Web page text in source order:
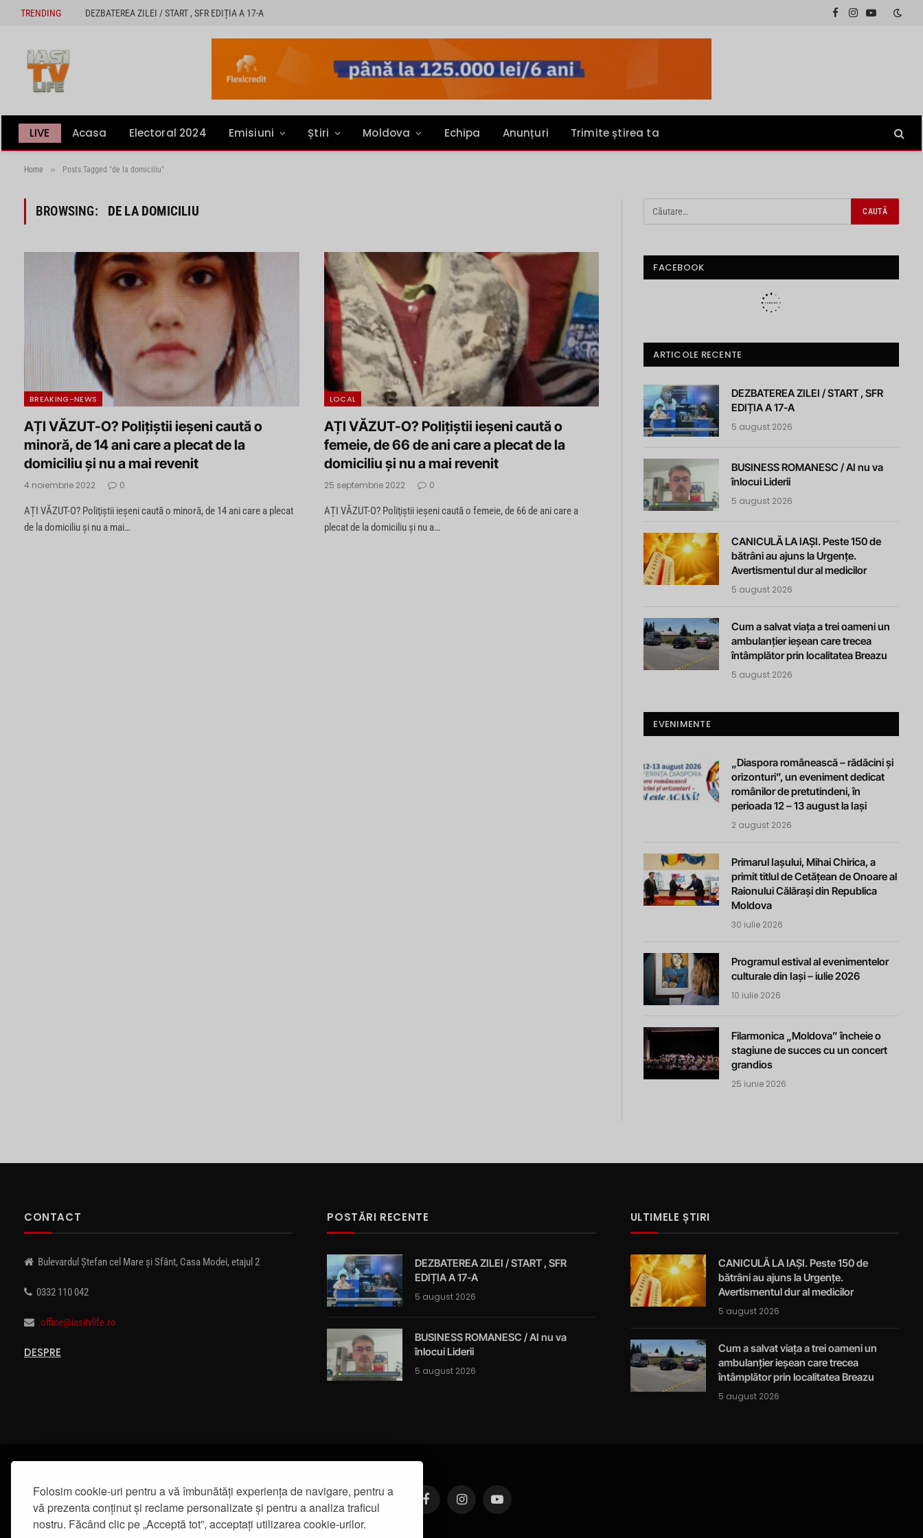
Folosim cookie-uri pentru a vă îmbunătăți experiența de navigare, pentru a
vă prezenta conținut și reclame personalizate și pentru a analiza traficul
nostru. Făcând clic pe „Acceptă tot”, acceptați utilizarea cookie-urilor.
TRENDING DEZBATEREA ZILEI / START , SFR EDIȚIA A 17-A
Facebook
InstagramYouTube
LIVE Acasa Electoral 2024 Emisiuni Știri Moldova Echipa Anunțuri Trimite știrea ta
Home » Posts Tagged "de la domiciliu"
BROWSING: DE LA DOMICILIU
BREAKING-NEWS
AȚI VĂZUT-O? Poliţiştii ieşeni caută o
minoră, de 14 ani care a plecat de la
domiciliu și nu a mai revenit
4 noiembrie 2022 0
AȚI VĂZUT-O? Poliţiştii ieşeni caută o minoră, de 14 ani care a plecat
de la domiciliu și nu a mai…
LOCAL
AȚI VĂZUT-O? Poliţiştii ieşeni caută o
femeie, de 66 de ani care a plecat de la
domiciliu și nu a mai revenit
25 septembrie 2022 0
AȚI VĂZUT-O? Poliţiştii ieşeni caută o femeie, de 66 de ani care a
plecat de la domiciliu și nu a…
FACEBOOK
ARTICOLE RECENTE
DEZBATEREA ZILEI / START , SFR
EDIȚIA A 17-A
5 august 2026
BUSINESS ROMANESC / AI nu va
înlocui Liderii
5 august 2026
CANICULĂ LA IAȘI. Peste 150 de
bătrâni au ajuns la Urgențe.
Avertismentul dur al medicilor
5 august 2026
Cum a salvat viața a trei oameni un
ambulanțier ieșean care trecea
întâmplător prin localitatea Breazu
5 august 2026
EVENIMENTE
„Diaspora românească – rădăcini și
orizonturi”, un eveniment dedicat
românilor de pretutindeni, în
perioada 12 – 13 august la Iași
2 august 2026
Primarul Iașului, Mihai Chirica, a
primit titlul de Cetățean de Onoare al
Raionului Călărași din Republica
Moldova
30 iulie 2026
Programul estival al evenimentelor
culturale din Iași – iulie 2026
10 iulie 2026
Filarmonica „Moldova” încheie o
stagiune de succes cu un concert
grandios
25 iunie 2026
CONTACT
Bulevardul Ștefan cel Mare și Sfânt, Casa Modei, etajul 2
0332 110 042
office@iasitvlife.ro
DESPRE
POSTĂRI RECENTE
DEZBATEREA ZILEI / START , SFR
EDIȚIA A 17-A
5 august 2026
BUSINESS ROMANESC / AI nu va
înlocui Liderii
5 august 2026
ULTIMELE ȘTIRI
CANICULĂ LA IAȘI. Peste 150 de
bătrâni au ajuns la Urgențe.
Avertismentul dur al medicilor
5 august 2026
Cum a salvat viața a trei oameni un
ambulanțier ieșean care trecea
întâmplător prin localitatea Breazu
5 august 2026
FacebookInstagramYouTube